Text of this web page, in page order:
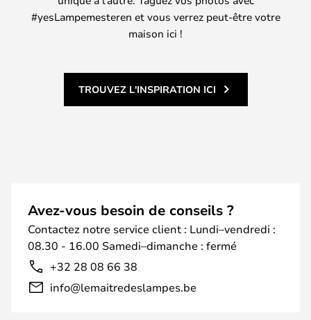
#yesLampemesteren et vous verrez peut-être votre
maison ici !
TROUVEZ L'INSPIRATION ICI
Avez-vous besoin de conseils ?
Contactez notre service client : Lundi–vendredi :
08.30 - 16.00 Samedi–dimanche : fermé
+32 28 08 66 38
info@lemaitredeslampes.be